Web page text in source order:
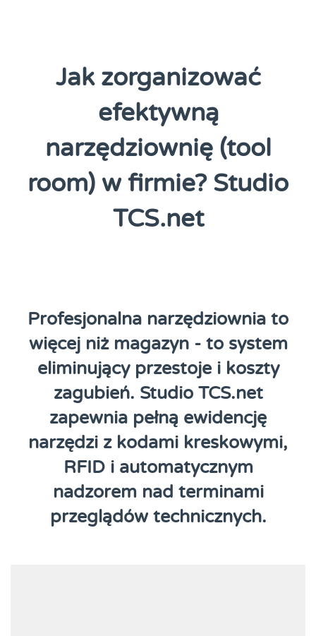
Jak zorganizować
efektywną
narzędziownię (tool
room) w firmie? Studio
TCS.net
Profesjonalna narzędziownia to
więcej niż magazyn - to system
eliminujący przestoje i koszty
zagubień. Studio TCS.net
zapewnia pełną ewidencję
narzędzi z kodami kreskowymi,
RFID i automatycznym
nadzorem nad terminami
przeglądów technicznych.